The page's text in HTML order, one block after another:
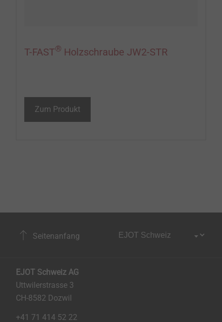
T-FAST® Holzschraube JW2-STR
Zum Produkt
Seitenanfang
EJOT Schweiz AG
Uttwilerstrasse 3
CH-8582 Dozwil
+41 71 414 52 22